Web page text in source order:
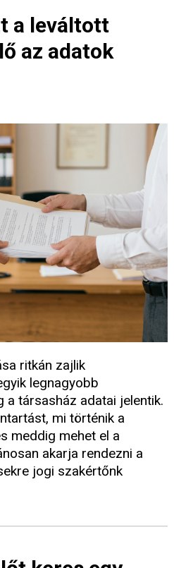
a leváltott
az adatok
ritkán zajlik
legnagyobb
társasház adatai jelentik.
mi történik a
meddig mehet el a
akarja rendezni a
jogi szakértőnk